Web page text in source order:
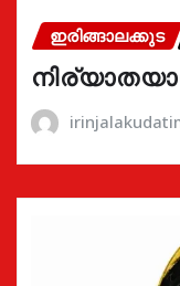
ഇരിങ്ങാലക്കുട